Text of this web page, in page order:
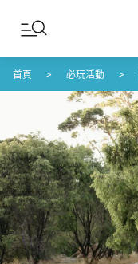
跳至內容
跳至頁尾導覽
首頁 必玩活動